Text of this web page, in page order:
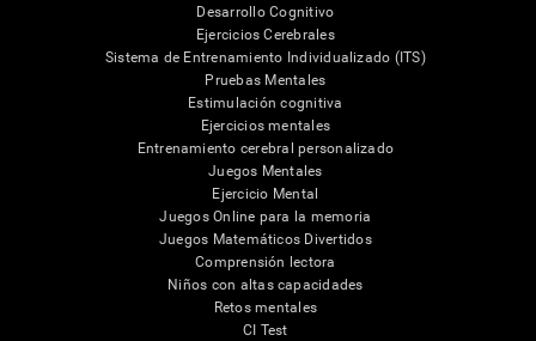
Desarrollo Cognitivo
Ejercicios Cerebrales
Sistema de Entrenamiento Individualizado (ITS)
Pruebas Mentales
Estimulación cognitiva
Ejercicios mentales
Entrenamiento cerebral personalizado
Juegos Mentales
Ejercicio Mental
Juegos Online para la memoria
Juegos Matemáticos Divertidos
Comprensión lectora
Niños con altas capacidades
Retos mentales
CI Test